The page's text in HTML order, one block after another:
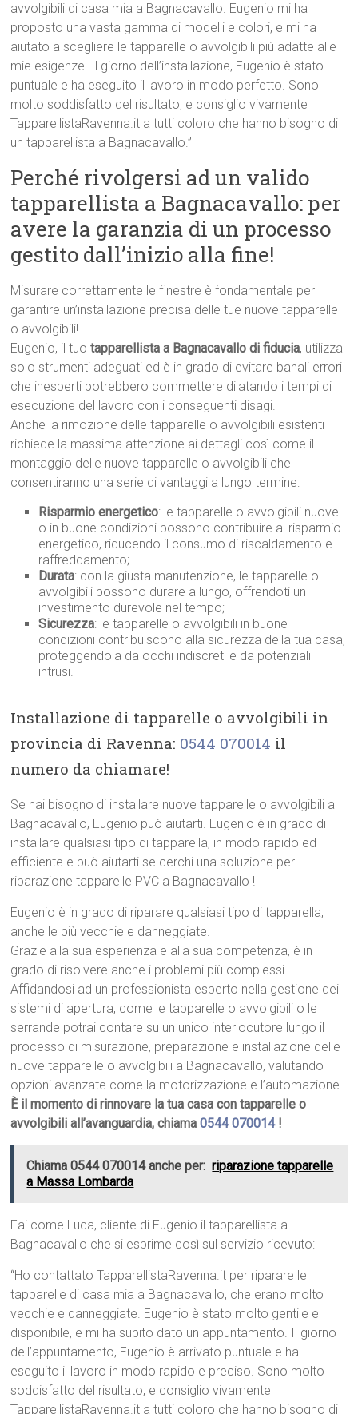
avvolgibili di casa mia a Bagnacavallo. Eugenio mi ha
proposto una vasta gamma di modelli e colori, e mi ha
aiutato a scegliere le tapparelle o avvolgibili più adatte alle
mie esigenze. Il giorno dell’installazione, Eugenio è stato
puntuale e ha eseguito il lavoro in modo perfetto. Sono
molto soddisfatto del risultato, e consiglio vivamente
TapparellistaRavenna.it a tutti coloro che hanno bisogno di
un tapparellista a Bagnacavallo.”
Perché rivolgersi ad un valido
tapparellista a Bagnacavallo: per
avere la garanzia di un processo
gestito dall’inizio alla fine!
Misurare correttamente le finestre è fondamentale per
garantire un’installazione precisa delle tue nuove tapparelle
o avvolgibili!
Eugenio, il tuotapparellista a Bagnacavallo di fiducia, utilizza
solo strumenti adeguati ed è in grado di evitare banali errori
che inesperti potrebbero commettere dilatando i tempi di
esecuzione del lavoro con i conseguenti disagi.
Anche la rimozione delle tapparelle o avvolgibili esistenti
richiede la massima attenzione ai dettagli così come il
montaggio delle nuove tapparelle o avvolgibili che
consentiranno una serie di vantaggi a lungo termine:
Risparmio energetico: le tapparelle o avvolgibili nuove
o in buone condizioni possono contribuire al risparmio
energetico, riducendo il consumo di riscaldamento e
raffreddamento;
Durata: con la giusta manutenzione, le tapparelle o
avvolgibili possono durare a lungo, offrendoti un
investimento durevole nel tempo;
Sicurezza: le tapparelle o avvolgibili in buone
condizioni contribuiscono alla sicurezza della tua casa,
proteggendola da occhi indiscreti e da potenziali
intrusi.
Installazione di tapparelle o avvolgibili in
provincia di Ravenna: 0544 070014 il
numero da chiamare!
Se hai bisogno di installare nuove tapparelle o avvolgibili a
Bagnacavallo, Eugenio può aiutarti. Eugenio è in grado di
installare qualsiasi tipo di tapparella, in modo rapido ed
efficiente e può aiutarti se cerchi una soluzione per
riparazione tapparelle PVC a Bagnacavallo !
Eugenio è in grado di riparare qualsiasi tipo di tapparella,
anche le più vecchie e danneggiate.
Grazie alla sua esperienza e alla sua competenza, è in
grado di risolvere anche i problemi più complessi.
Affidandosi ad un professionista esperto nella gestione dei
sistemi di apertura, come le tapparelle o avvolgibili o le
serrande potrai contare su un unico interlocutore lungo il
processo di misurazione, preparazione e installazione delle
nuove tapparelle o avvolgibili a Bagnacavallo, valutando
opzioni avanzate come la motorizzazione e l’automazione.
È il momento di rinnovare la tua casa con tapparelle o
avvolgibili all’avanguardia, chiama0544 070014!
Chiama 0544 070014 anche per: riparazione tapparelle
a Massa Lombarda
Fai come Luca, cliente di Eugenio il tapparellista a
Bagnacavallo che si esprime così sul servizio ricevuto:
“Ho contattato TapparellistaRavenna.it per riparare le
tapparelle di casa mia a Bagnacavallo, che erano molto
vecchie e danneggiate. Eugenio è stato molto gentile e
disponibile, e mi ha subito dato un appuntamento. Il giorno
dell’appuntamento, Eugenio è arrivato puntuale e ha
eseguito il lavoro in modo rapido e preciso. Sono molto
soddisfatto del risultato, e consiglio vivamente
TapparellistaRavenna.it a tutti coloro che hanno bisogno di